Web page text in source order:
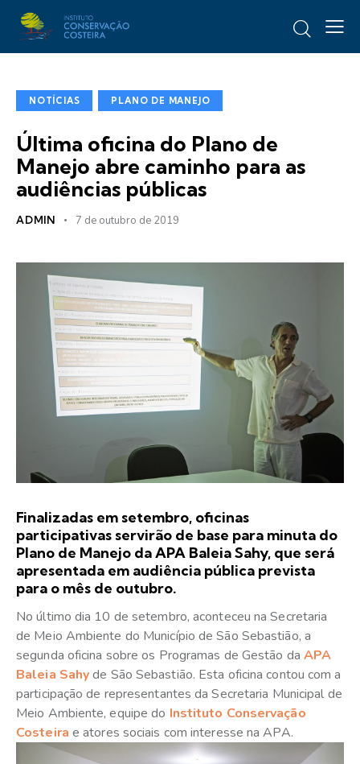
NOTÍCIAS PLANO DE MANEJO
Última oficina do Plano de
Manejo abre caminho para as
audiências públicas
ADMIN 7 de outubro de 2019
Finalizadas em setembro, oficinas
participativas servirão de base para minuta do
Plano de Manejo da APA Baleia Sahy, que será
apresentada em audiência pública prevista
para o mês de outubro.
No último dia 10 de setembro, aconteceu na Secretaria
de Meio Ambiente do Município de São Sebastião, a
segunda oficina sobre os Programas de Gestão da APA
Baleia Sahyde São Sebastião. Esta oficina contou com a
participação de representantes da Secretaria Municipal de
Meio Ambiente, equipe do Instituto Conservação
Costeira e atores sociais com interesse na APA.